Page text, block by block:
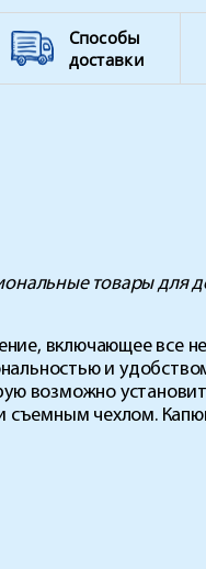
(см):
Тип коляски
Поворотные колёса
Способы
доставки
товары для
включающее
и
возможно
чехлом.